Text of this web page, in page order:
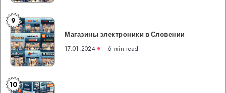
Магазины
электроники
в
Словении
9
Магазины электроники в Словении
17.01.2024 6 min read
Магазины
10